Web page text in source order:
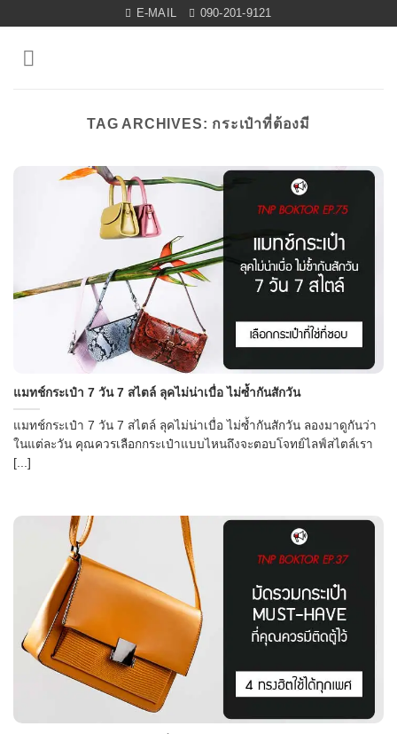
content
E-MAIL 090-201-9121
TAG ARCHIVES: กระเป๋าที่ต้องมี
แมทช์กระเป๋า 7 วัน 7 สไตล์ ลุคไม่น่าเบื่อ ไม่ซ้ำกันสักวัน
แมทช์กระเป๋า 7 วัน 7 สไตล์ ลุคไม่น่าเบื่อ ไม่ซ้ำกันสักวัน ลองมาดูกันว่า
ในแต่ละวัน คุณควรเลือกกระเป๋าแบบไหนถึงจะตอบโจทย์ไลฟ์สไตล์เรา
[...]